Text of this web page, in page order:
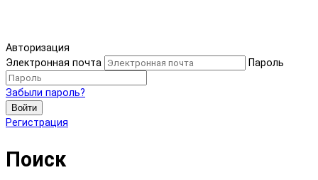
Авторизация
Электронная почта
Пароль
Забыли пароль?
Войти
Регистрация
Поиск